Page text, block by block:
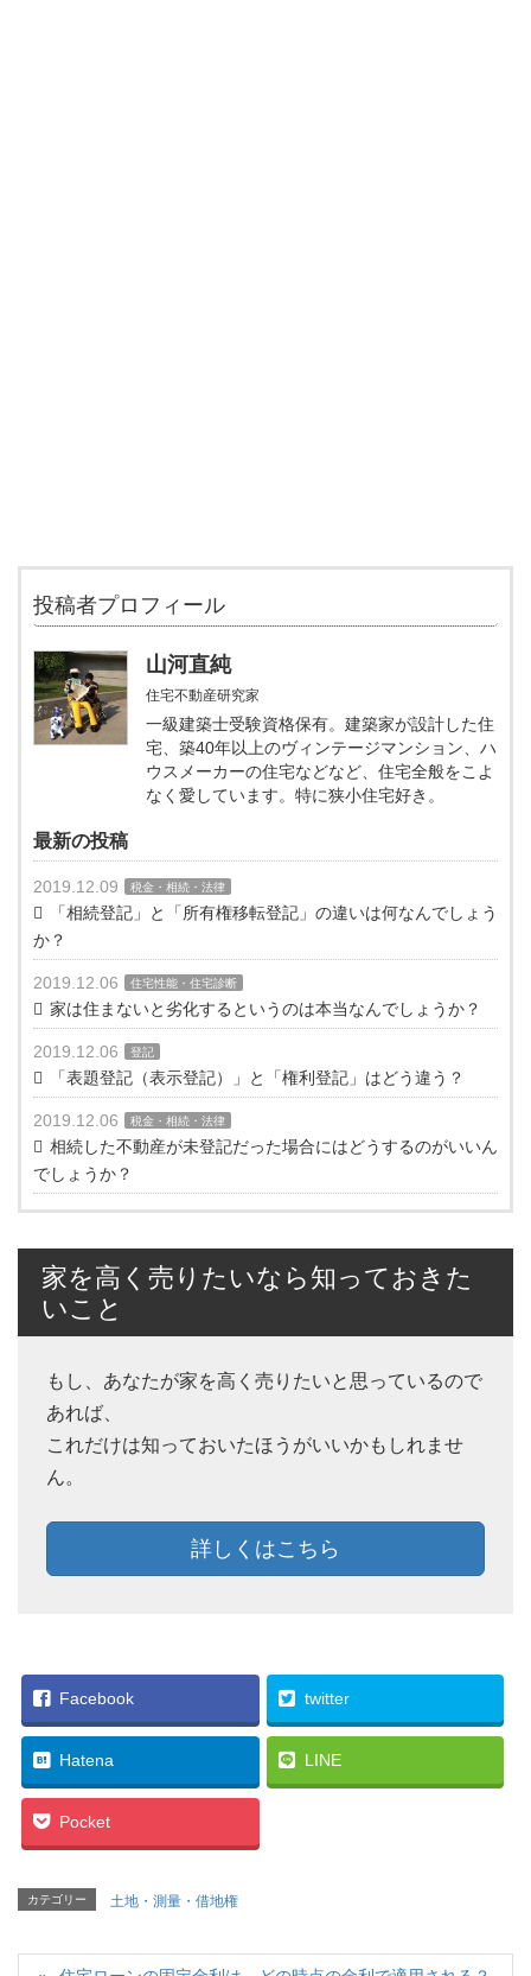
投稿者プロフィール
山河直純
住宅不動産研究家
一級建築士受験資格保有。建築家が設計した住
宅、築40年以上のヴィンテージマンション、ハ
ウスメーカーの住宅などなど、住宅全般をこよ
なく愛しています。特に狭小住宅好き。
最新の投稿
2019.12.09 税金・相続・法律
「相続登記」と「所有権移転登記」の違いは何なんでしょう
か？
2019.12.06 住宅性能・住宅診断
家は住まないと劣化するというのは本当なんでしょうか？
2019.12.06 登記
「表題登記（表示登記）」と「権利登記」はどう違う？
2019.12.06 税金・相続・法律
相続した不動産が未登記だった場合にはどうするのがいいん
でしょうか？
家を高く売りたいなら知っておきた
いこと
もし、あなたが家を高く売りたいと思っているので
あれば、
これだけは知っておいたほうがいいかもしれませ
ん。
詳しくはこちら
Facebook twitter
Hatena LINE
Pocket
カテゴリー 土地・測量・借地権